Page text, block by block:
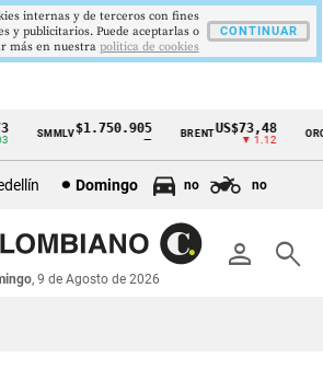
SMMLV$1.750.905 BRENTUS$73,48
▼ 1.12
ORO
Domingo no no
person search
, 9 de Agosto de 2026
internas y de terceros con fines
y publicitarios. Puede aceptarlas o
más en nuestra politica de cookies
CONTINUAR